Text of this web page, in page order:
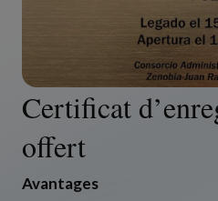
Certificat
offert
Avantages